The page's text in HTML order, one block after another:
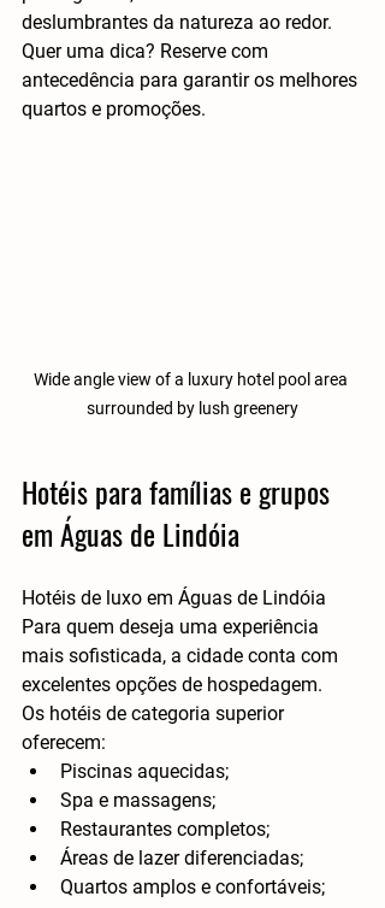
deslumbrantes da natureza ao redor.
Quer uma dica? Reserve com
antecedência para garantir os melhores
quartos e promoções.
Wide angle view of a luxury hotel pool area
surrounded by lush greenery
Hotéis para famílias e grupos
em Águas de Lindóia
Hotéis de luxo em Águas de Lindóia
Para quem deseja uma experiência
mais sofisticada, a cidade conta com
excelentes opções de hospedagem.
Os hotéis de categoria superior
oferecem:
Piscinas aquecidas;
Spa e massagens;
Restaurantes completos;
Áreas de lazer diferenciadas;
Quartos amplos e confortáveis;